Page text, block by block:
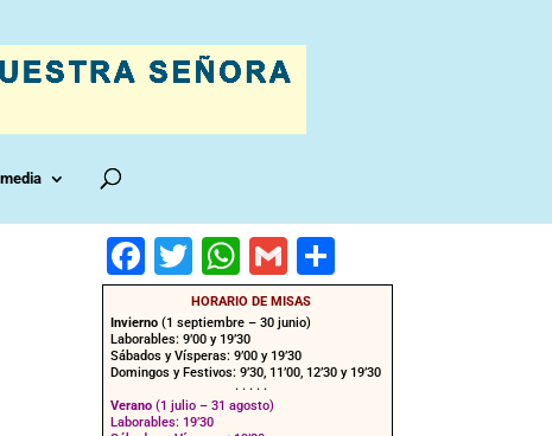
F
a
c
e
b
T
wi
tt
er
W
h
at
s
A
G
m
ai
l
o
p
HORARIO DE MISAS
Invierno(1 septiembre – 30 junio)
Laborables: 9’00 y 19’30
Sábados y Vísperas: 9’00 y 19’30
Domingos y Festivos: 9’30, 11’00, 12’30 y 19’30
· · · · ·
Verano(1 julio – 31 agosto)
Laborables: 19’30